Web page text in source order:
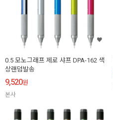
0.5 모노그래프 제로 샤프 DPA-162 색
상랜덤발송
9,520원
본사